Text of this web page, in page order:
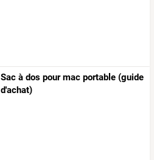
Sac à dos pour mac portable (guide
d'achat)